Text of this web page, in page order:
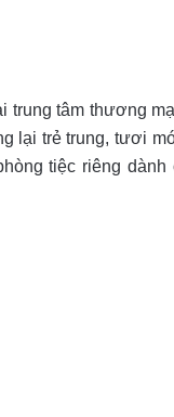
tâm thương
lại trẻ trung, tươi
tiệc riêng